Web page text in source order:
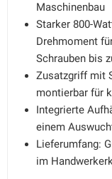
Maschinenbau
Starker 800-
Drehmoment
Schrauben bis
Zusatzgriff mit
montierbar für
Integrierte
einem
Lieferumfang:
im